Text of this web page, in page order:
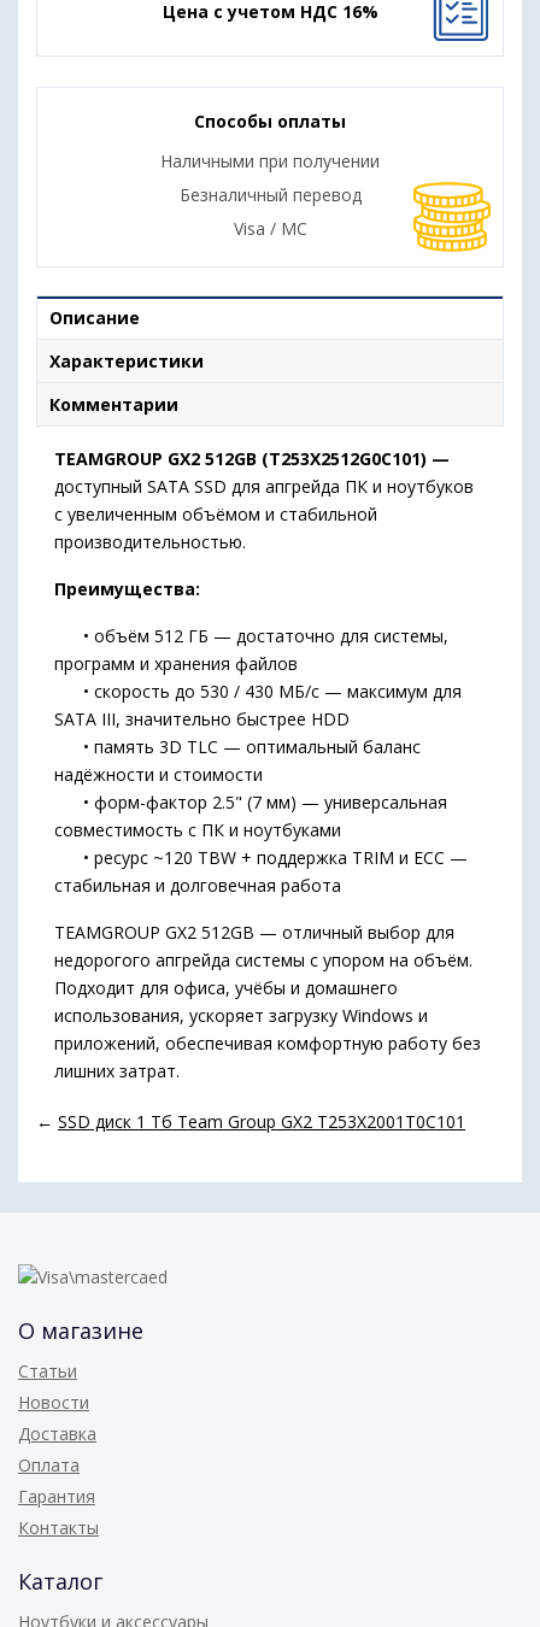
Цена с учетом НДС 16%
Способы оплаты
Наличными при получении
Безналичный перевод
Visa / MC
Описание
Характеристики
Комментарии
TEAMGROUP GX2 512GB (T253X2512G0C101) —
доступный SATA SSD для апгрейда ПК и ноутбуков
с увеличенным объёмом и стабильной
производительностью.
Преимущества:
• объём 512 ГБ — достаточно для системы,
программ и хранения файлов
• скорость до 530 / 430 МБ/с — максимум для
SATA III, значительно быстрее HDD
• память 3D TLC — оптимальный баланс
надёжности и стоимости
• форм-фактор 2.5" (7 мм) — универсальная
совместимость с ПК и ноутбуками
• ресурс ~120 TBW + поддержка TRIM и ECC —
стабильная и долговечная работа
TEAMGROUP GX2 512GB — отличный выбор для
недорогого апгрейда системы с упором на объём.
Подходит для офиса, учёбы и домашнего
использования, ускоряет загрузку Windows и
приложений, обеспечивая комфортную работу без
лишних затрат.
← SSD диск 1 Тб Team Group GX2 T253X2001T0C101
О магазине
Статьи
Новости
Доставка
Оплата
Гарантия
Контакты
Каталог
Ноутбуки и аксессуары